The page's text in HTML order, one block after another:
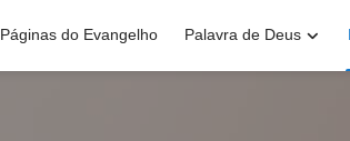
Páginas do Evangelho Palavra de Deus